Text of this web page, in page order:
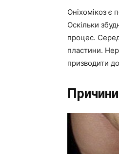
Оніхомікоз є
Оскільки
процес. Серед
пластини.
призводити